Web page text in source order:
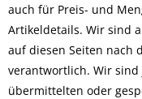
auch für Preis- und
Artikeldetails. Wir sind
auf diesen Seiten nach
verantwortlich. Wir
übermittelten oder